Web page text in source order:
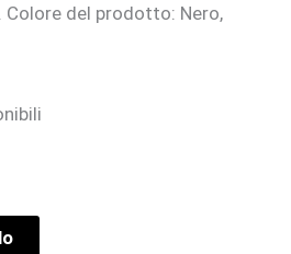
del prodotto: Nero,